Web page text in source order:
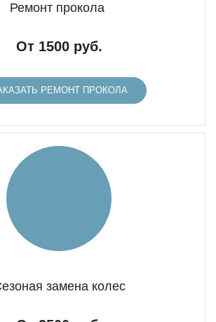
Ремонт прокола
От 1500 руб.
РЕМОНТ ПРОКОЛА
замена колес